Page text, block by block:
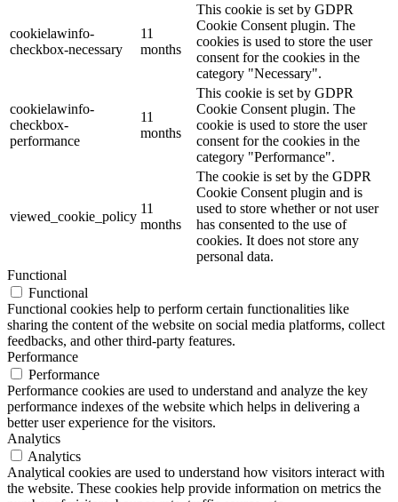
cookielawinfo-
checkbox-necessary
11
months
This cookie is set by GDPR
Cookie Consent plugin. The
cookies is used to store the user
consent for the cookies in the
category "Necessary".
cookielawinfo-
checkbox-
performance
11
months
This cookie is set by GDPR
Cookie Consent plugin. The
cookie is used to store the user
consent for the cookies in the
category "Performance".
viewed_cookie_policy
11
months
The cookie is set by the GDPR
Cookie Consent plugin and is
used to store whether or not user
has consented to the use of
cookies. It does not store any
personal data.
Functional
Functional
Functional cookies help to perform certain functionalities like
sharing the content of the website on social media platforms, collect
feedbacks, and other third-party features.
Performance
Performance
Performance cookies are used to understand and analyze the key
performance indexes of the website which helps in delivering a
better user experience for the visitors.
Analytics
Analytics
Analytical cookies are used to understand how visitors interact with
the website. These cookies help provide information on metrics the